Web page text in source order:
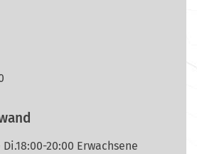
20:00 Erwachsene